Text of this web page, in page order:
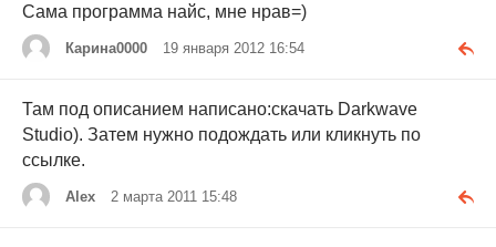
Сама программа найс, мне нрав=)
Карина0000 19 января 2012 16:54
Там под описанием написано:скачать Darkwave
Studio). Затем нужно подождать или кликнуть по
ссылке.
Alex 2 марта 2011 15:48